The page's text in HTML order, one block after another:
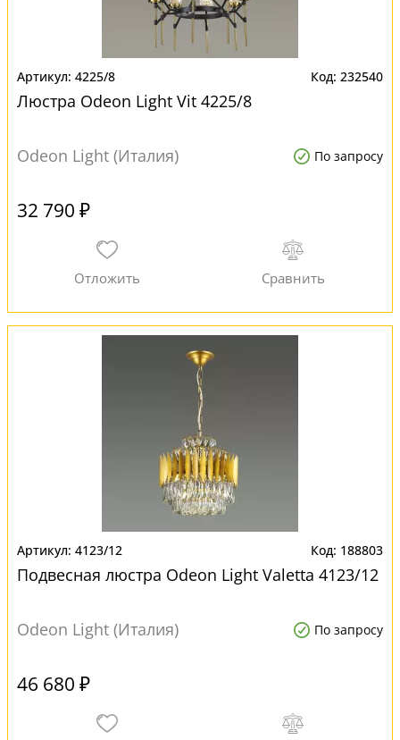
4225/8 232540
Люстра Odeon Light Vit 4225/8
Odeon Light (Италия) По запросу
32 790 ₽
4123/12 188803
Подвесная люстра Odeon Light Valetta 4123/12
Odeon Light (Италия) По запросу
46 680 ₽